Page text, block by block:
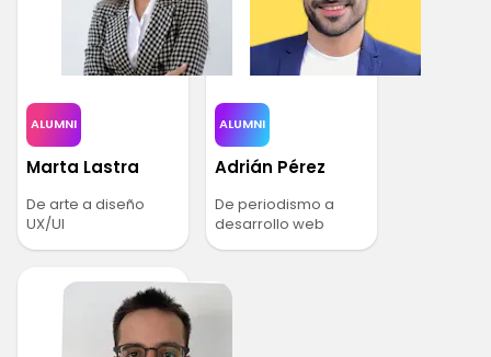
ALUMNI
Marta Lastra
De arte a diseño
UX/UI
ALUMNI
Adrián Pérez
De periodismo a
desarrollo web